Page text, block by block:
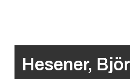
Hesener,